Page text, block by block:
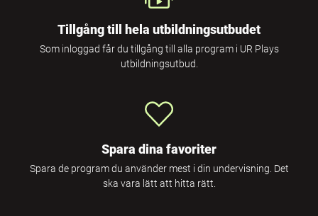
Tillgång till hela utbildningsutbudet
Som inloggad får du tillgång till alla program i UR Plays
utbildningsutbud.
Spara dina favoriter
Spara de program du använder mest i din undervisning. Det
ska vara lätt att hitta rätt.